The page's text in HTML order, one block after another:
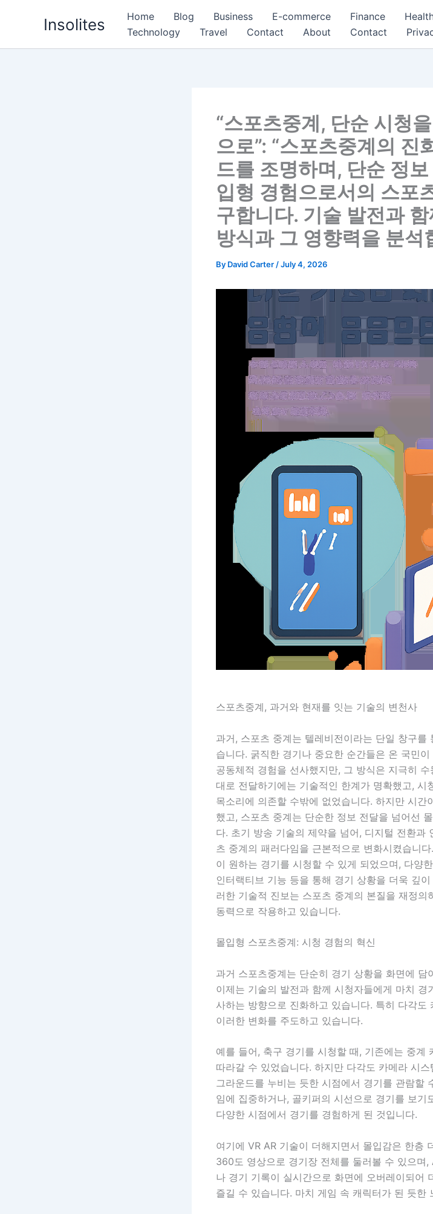
Insolites Home Blog Business E-commerce Finance
Technology
Travel Contact About Contact
“스포츠중계, 단순 시청
으로”: “스포츠중계의 진
드를 조명하며, 단순 정
입형 경험으로서의 스포
구합니다. 기술 발전과
방식과 그 영향력을 분석
By David Carter /July 4, 2026
스포츠중계, 과거와 현재를 잇는 기술의 변천사
과거, 스포츠 중계는 텔레비전이라는 단일 창구를
습니다. 굵직한 경기나 중요한 순간들은 온 국민
공동체적 경험을 선사했지만, 그 방식은 지극히
대로 전달하기에는 기술적인 한계가 명확했고, 시
목소리에 의존할 수밖에 없었습니다. 하지만 시
했고, 스포츠 중계는 단순한 정보 전달을 넘어선
다. 초기 방송 기술의 제약을 넘어, 디지털 전환과
츠 중계의 패러다임을 근본적으로 변화시켰습니
이 원하는 경기를 시청할 수 있게 되었으며, 다양
인터랙티브 기능 등을 통해 경기 상황을 더욱 깊
러한 기술적 진보는 스포츠 중계의 본질을 재정
동력으로 작용하고 있습니다.
몰입형 스포츠중계: 시청 경험의 혁신
과거 스포츠중계는 단순히 경기 상황을 화면에
이제는 기술의 발전과 함께 시청자들에게 마치
사하는 방향으로 진화하고 있습니다. 특히 다각도
이러한 변화를 주도하고 있습니다.
예를 들어, 축구 경기를 시청할 때, 기존에는 중계
따라갈 수 있었습니다. 하지만 다각도 카메라 시
그라운드를 누비는 듯한 시점에서 경기를 관람할
임에 집중하거나, 골키퍼의 시선으로 경기를 보기
다양한 시점에서 경기를 경험하게 된 것입니다.
여기에 VR AR 기술이 더해지면서 몰입감은 한층
360도 영상으로 경기장 전체를 둘러볼 수 있으며
나 경기 기록이 실시간으로 화면에 오버레이되어
즐길 수 있습니다. 마치 게임 속 캐릭터가 된 듯한